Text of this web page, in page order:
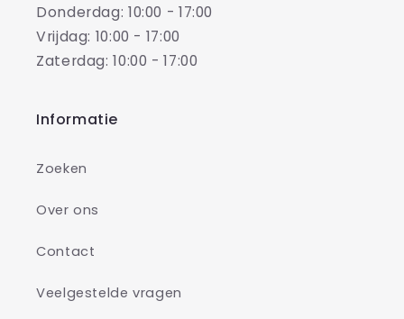
Donderdag: 10:00 - 17:00
Vrijdag: 10:00 - 17:00
Zaterdag: 10:00 - 17:00
Informatie
Zoeken
Over ons
Contact
Veelgestelde vragen